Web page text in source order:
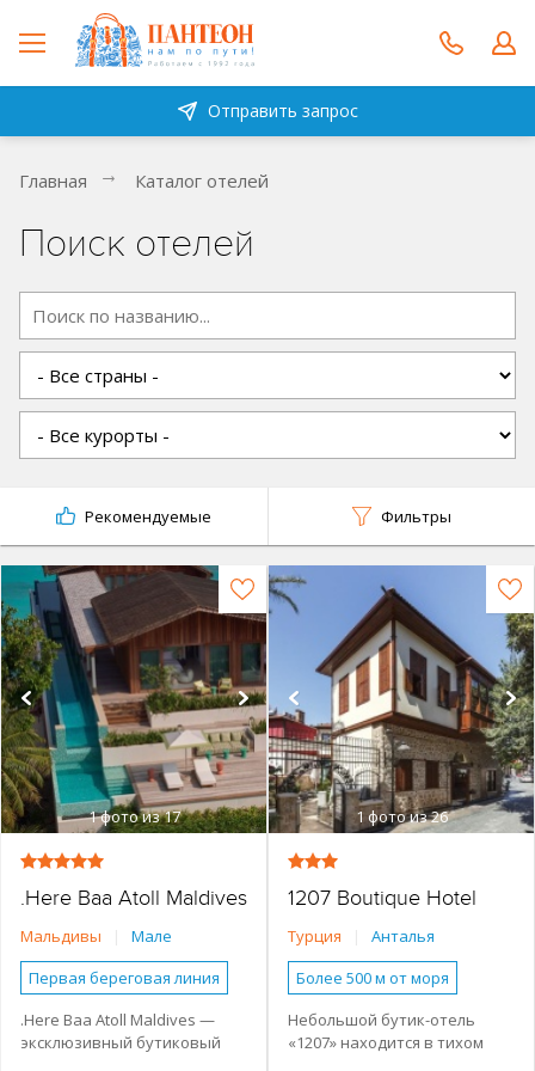
Отправить запрос
Главная Каталог отелей
Поиск отелей
Рекомендуемые Фильтры
1фото из 17
.Here Baa Atoll Maldives
Мальдивы
Мале
Первая береговая линия
Небольшой отель
Виллы
3 спальни
.Here Baa Atoll Maldives —
эксклюзивный бутиковый
1 фото из 26
1207 Boutique Hotel
Турция
Анталья
Более 500 м от моря
Наличие туристической
инфраструктуры рядом
Небольшой бутик-отель
«1207» находится в тихом